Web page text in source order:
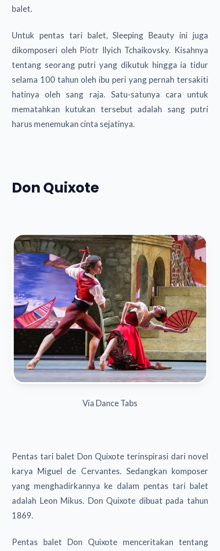
balet.
Untuk pentas tari balet, Sleeping Beauty ini juga
dikomposeri oleh Piotr Ilyich Tchaikovsky. Kisahnya
tentang seorang putri yang dikutuk hingga ia tidur
selama 100 tahun oleh ibu peri yang pernah tersakiti
hatinya oleh sang raja. Satu-satunya cara untuk
mematahkan kutukan tersebut adalah sang putri
harus menemukan cinta sejatinya.
Don Quixote
Via Dance Tabs
Pentas tari balet Don Quixote terinspirasi dari novel
karya Miguel de Cervantes. Sedangkan komposer
yang menghadirkannya ke dalam pentas tari balet
adalah Leon Mikus. Don Quixote dibuat pada tahun
1869.
Pentas balet Don Quixote menceritakan tentang